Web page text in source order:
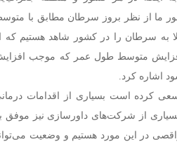
ما از نظر بروز سرطان مطابق با
به سرطان را در کشور شاهد هستیم که
متوسط طول عمر که موجب
اشاره کرد.
کرده است بسیاری از اقدامات
از شرکت‌های داورسازی نیز موفق
در این مورد هستیم و وضعیت